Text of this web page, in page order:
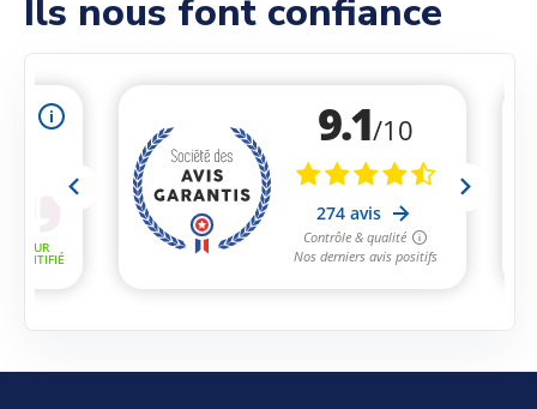
Ils nous font confiance